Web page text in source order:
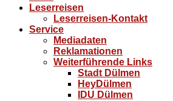
Leserreisen
Leserreisen-Kontakt
Service
Mediadaten
Reklamationen
Weiterführende Links
Stadt Dülmen
HeyDülmen
IDU Dülmen